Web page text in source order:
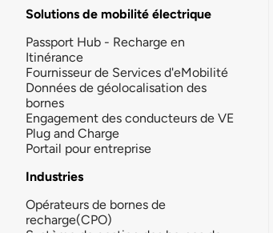
Solutions de mobilité électrique
Passport Hub - Recharge en
Itinérance
Fournisseur de Services d'eMobilité
Données de géolocalisation des
bornes
Engagement des conducteurs de VE
Plug and Charge
Portail pour entreprise
Industries
Opérateurs de bornes de
recharge(CPO)